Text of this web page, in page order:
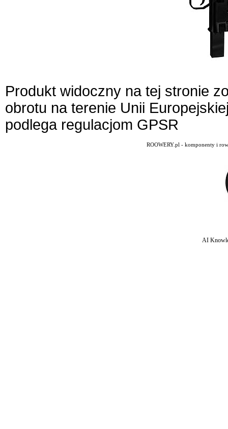
Produkt widoczny na tej stronie
obrotu na terenie Unii
podlega regulacjom GPSR
ROOWERY.pl - komponenty i
AI